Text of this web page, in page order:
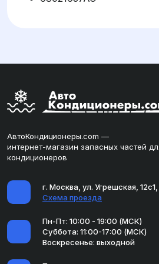
АвтоКондиционеры.com —
интернет-магазин запасных частей
кондиционеров
г. Москва, ул. Угрешская,
Схема проезда
Пн-Пт: 10:00 - 19:00 (МСК)
Суббота: 11:00-17:00 (МСК)
Воскресенье: выходной